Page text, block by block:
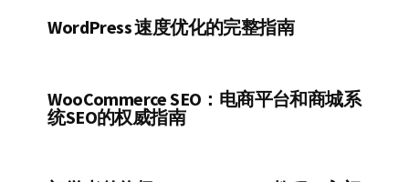
WordPress 速度优化的完整指南
WooCommerce SEO：电商平台和商城系
统SEO的权威指南